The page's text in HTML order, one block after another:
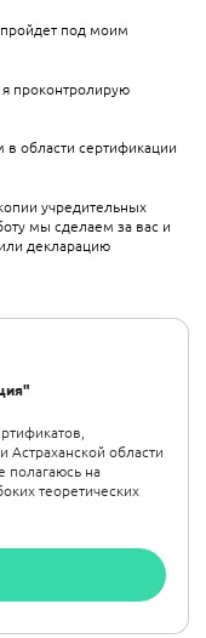
Астраханской области
полагаюсь на
теоретических
под моим
проконтролирую
области сертификации
учредительных
мы сделаем за вас и
декларацию